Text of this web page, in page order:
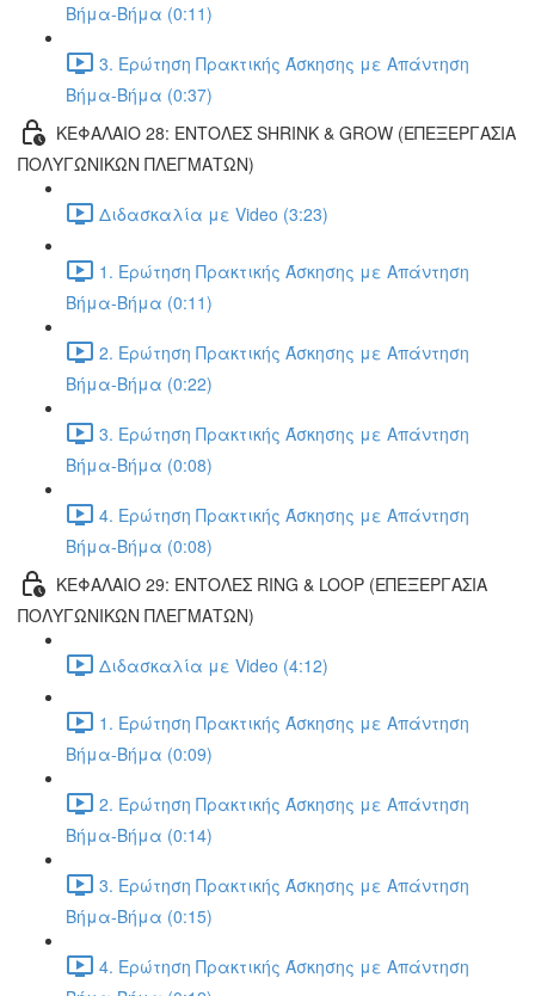
Βήμα-Βήμα (0:11)
3. Ερώτηση Πρακτικής Άσκησης με Απάντηση
Βήμα-Βήμα (0:37)
ΚΕΦΑΛΑΙΟ 28: ΕΝΤΟΛΕΣ SHRINK & GROW (ΕΠΕΞΕΡΓΑΣΙΑ
ΠΟΛΥΓΩΝΙΚΩΝ ΠΛΕΓΜΑΤΩΝ)
Διδασκαλία με Video (3:23)
1. Ερώτηση Πρακτικής Άσκησης με Απάντηση
Βήμα-Βήμα (0:11)
2. Ερώτηση Πρακτικής Άσκησης με Απάντηση
Βήμα-Βήμα (0:22)
3. Ερώτηση Πρακτικής Άσκησης με Απάντηση
Βήμα-Βήμα (0:08)
4. Ερώτηση Πρακτικής Άσκησης με Απάντηση
Βήμα-Βήμα (0:08)
ΚΕΦΑΛΑΙΟ 29: ΕΝΤΟΛΕΣ RING & LOOP (ΕΠΕΞΕΡΓΑΣΙΑ
ΠΟΛΥΓΩΝΙΚΩΝ ΠΛΕΓΜΑΤΩΝ)
Διδασκαλία με Video (4:12)
1. Ερώτηση Πρακτικής Άσκησης με Απάντηση
Βήμα-Βήμα (0:09)
2. Ερώτηση Πρακτικής Άσκησης με Απάντηση
Βήμα-Βήμα (0:14)
3. Ερώτηση Πρακτικής Άσκησης με Απάντηση
Βήμα-Βήμα (0:15)
4. Ερώτηση Πρακτικής Άσκησης με Απάντηση